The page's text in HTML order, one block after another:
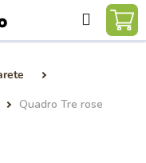
Ricerca
Quadro Tre rose